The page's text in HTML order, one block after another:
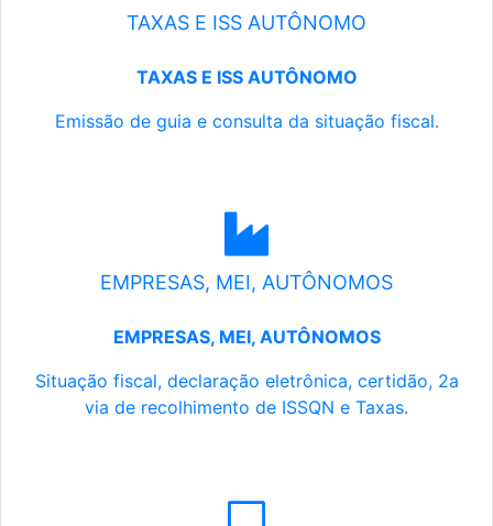
TAXAS E ISS AUTÔNOMO
TAXAS E ISS AUTÔNOMO
Emissão de guia e consulta da situação fiscal.
EMPRESAS, MEI, AUTÔNOMOS
EMPRESAS, MEI, AUTÔNOMOS
Situação fiscal, declaração eletrônica, certidão, 2a
via de recolhimento de ISSQN e Taxas.